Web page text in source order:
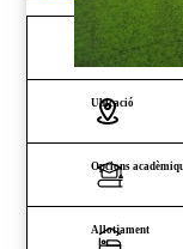
Edat i gènere
Ubicació
Opcions
Allotjament